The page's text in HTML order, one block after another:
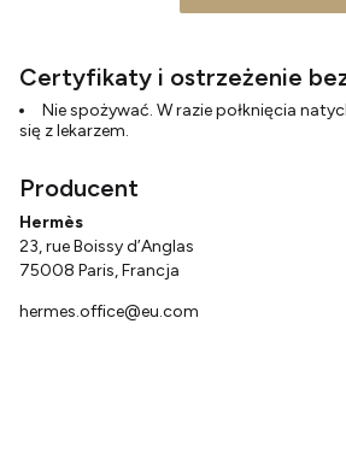
Certyfikaty i ostrzeżenie
Nie spożywać. W razie połknięcia
się z lekarzem.
Producent
Hermès
23, rue Boissy d’Anglas
75008 Paris, Francja
hermes.office@eu.com